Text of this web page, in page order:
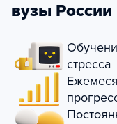
вузы России
стресса